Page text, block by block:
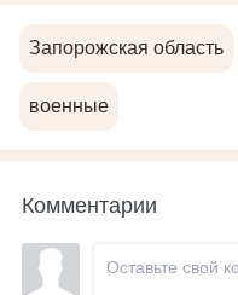
Запорожская область
военные
Комментарии